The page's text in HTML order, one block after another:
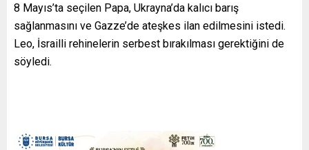
8 Mayıs’ta seçilen Papa, Ukrayna’da kalıcı barış
sağlanmasını ve Gazze’de ateşkes ilan edilmesini istedi.
Leo, İsrailli rehinelerin serbest bırakılması gerektiğini de
söyledi.